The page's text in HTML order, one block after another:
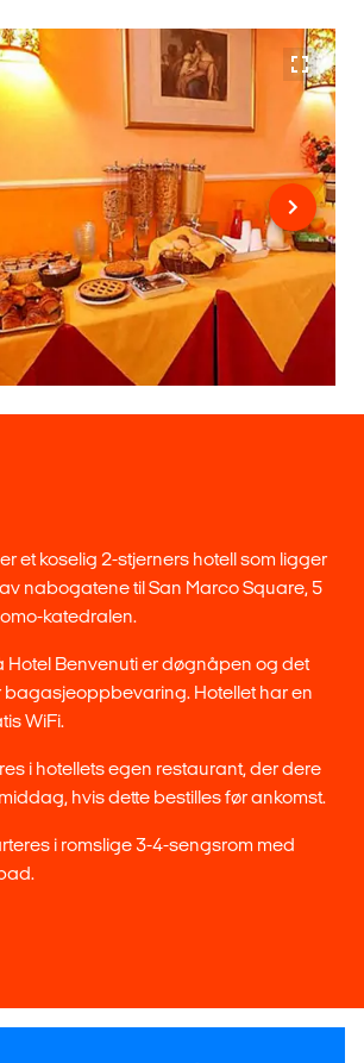
et koselig 2-stjerners hotell som ligger
nabogatene til San Marco Square, 5
katedralen.
Hotel Benvenuti er døgnåpen og det
bagasjeoppbevaring. Hotellet har en
WiFi.
i hotellets egen restaurant, der dere
hvis dette bestilles før ankomst.
i romslige 3-4-sengsrom med